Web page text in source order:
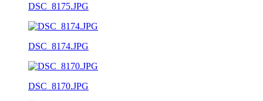
DSC_8175.JPG
DSC_8174.JPG
DSC_8170.JPG